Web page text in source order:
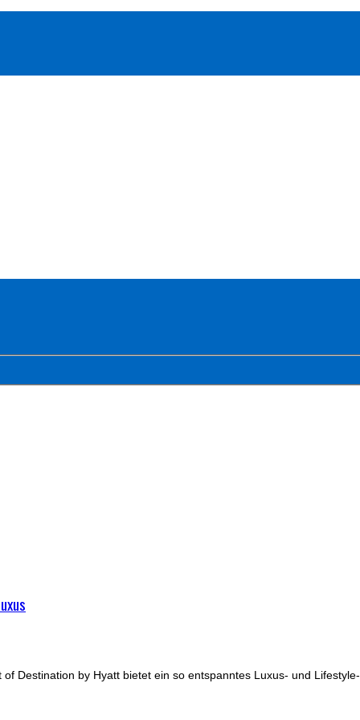
Destination by Hyatt bietet ein so entspanntes Luxus- und